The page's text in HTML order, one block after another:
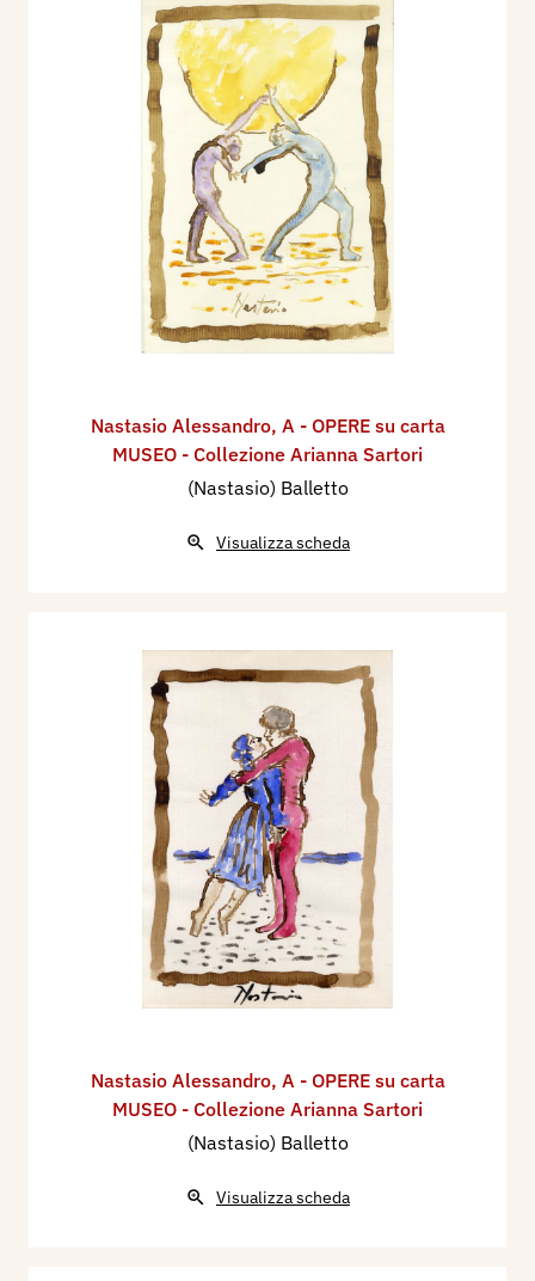
Nastasio Alessandro, A - OPERE su carta
MUSEO - Collezione Arianna Sartori
(Nastasio) Balletto
Visualizza scheda
Nastasio Alessandro, A - OPERE su carta
MUSEO - Collezione Arianna Sartori
(Nastasio) Balletto
Visualizza scheda